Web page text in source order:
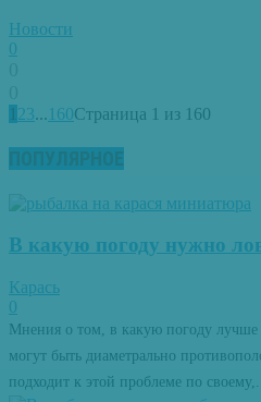
Новости
0
1 23... 160Страница 1 из 160
ПОПУЛЯРНОЕ
В какую погоду нужно
Карась
0
Мнения о том, в какую погоду лучше
могут быть диаметрально
подходит к этой проблеме по